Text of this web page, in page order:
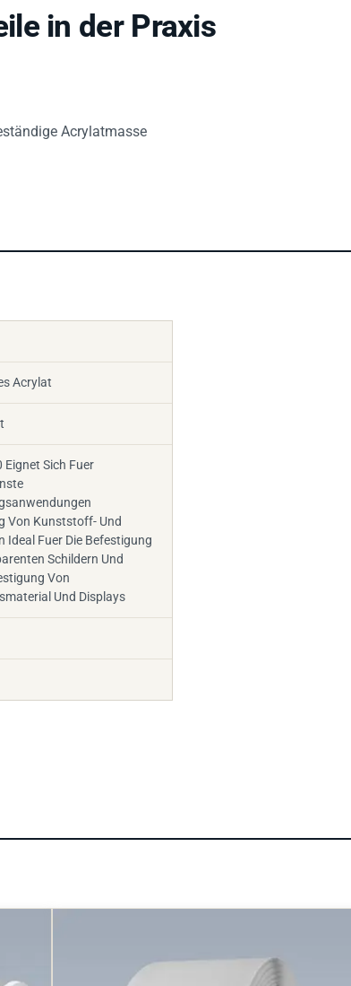
in der Praxis
Acrylatmasse
Acrylat
Sich Fuer
Von Kunststoff- Und
Ideal Fuer Die Befestigung
Schildern Und
Von
Und Displays